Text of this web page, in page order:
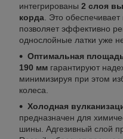
интегрированы 2 слоя
корда . Это
позволяет эффективно
однослойные латки уже
Оптимальная
190 мм гарантируют
минимизируя при этом
колеса.
Холодная
предназначен для
шины. Адгезивный слой